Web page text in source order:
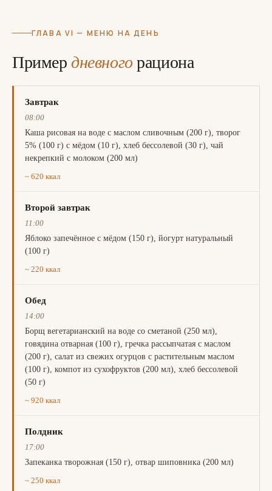
ГЛАВА VI — МЕНЮ НА ДЕНЬ
Примердневногорациона
Завтрак
08:00
Каша рисовая на воде с маслом сливочным (200 г), творог
5% (100 г) с мёдом (10 г), хлеб бессолевой (30 г), чай
некрепкий с молоком (200 мл)
~ 620 ккал
Второй завтрак
11:00
Яблоко запечённое с мёдом (150 г), йогурт натуральный
(100 г)
~ 220 ккал
Обед
14:00
Борщ вегетарианский на воде со сметаной (250 мл),
говядина отварная (100 г), гречка рассыпчатая с маслом
(200 г), салат из свежих огурцов с растительным маслом
(100 г), компот из сухофруктов (200 мл), хлеб бессолевой
(50 г)
~ 920 ккал
Полдник
17:00
Запеканка творожная (150 г), отвар шиповника (200 мл)
~ 250 ккал